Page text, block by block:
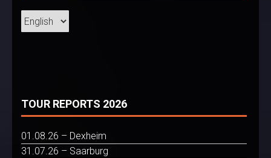
TOUR REPORTS 2026
01.08.26 – Dexheim
31.07.26 – Saarburg